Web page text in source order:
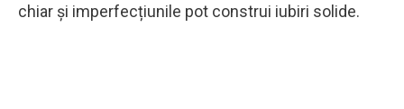
chiar și imperfecțiunile pot construi iubiri solide.